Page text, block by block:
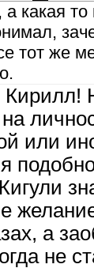
а какая
тот же
или
а
не